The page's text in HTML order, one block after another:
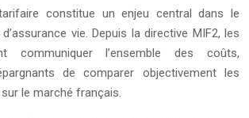
constitue un enjeu central dans le
vie. Depuis la directive MIF2, les
communiquer l’ensemble des coûts,
de comparer objectivement les
le marché français.